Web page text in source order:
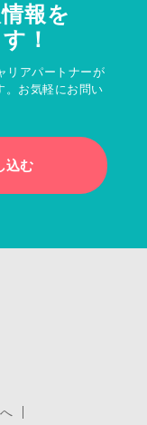
報を
！
リアパートナーが
。お気軽にお問い
込む